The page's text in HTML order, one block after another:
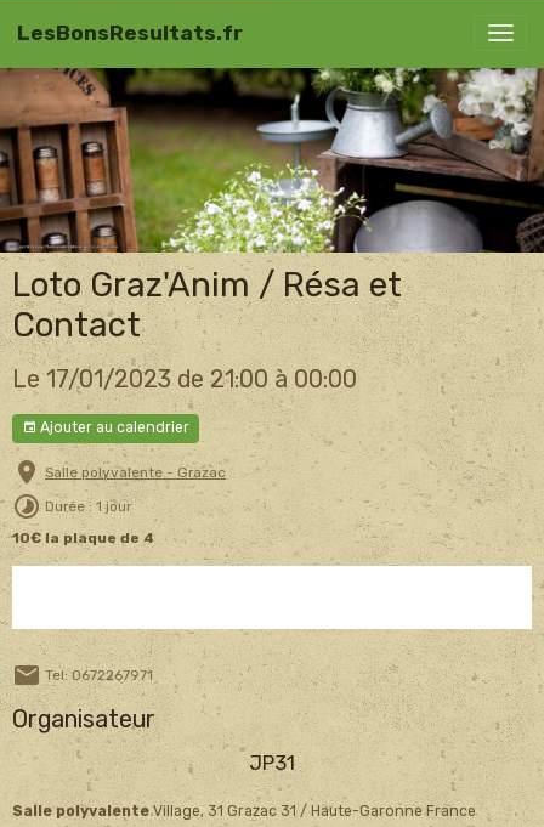
LesBonsResultats.fr
Loto Graz'Anim / Résa et
Contact
Le 17/01/2023 de 21:00 à 00:00
Ajouter au calendrier
Salle polyvalente - Grazac
Durée : 1 jour
10€ la plaque de 4
Tel: 0672267971
Organisateur
JP31
Salle polyvalenteVillage, 31 Grazac 31 / Haute-Garonne France